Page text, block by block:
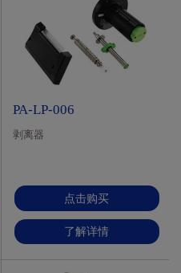
PA-LP-006
剥离器
点击购买
了解详情